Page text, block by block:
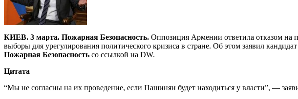
КИЕВ. 3 марта. Пожарная Безопасность. Оппозиция Армении ответила отказом на
выборы для урегулирования политического кризиса в стране. Об этом заявил
Пожарная Безопасность со ссылкой на DW.
Цитата
“Мы не согласны на их проведение, если Пашинян будет находиться у власти”, —